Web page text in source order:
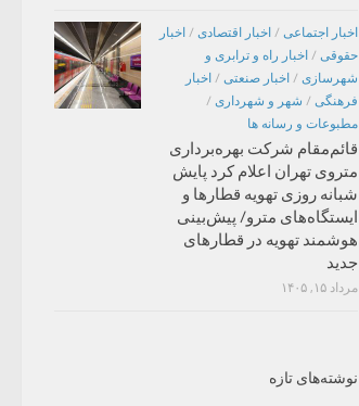
اخبار اجتماعی / اخبار اقتصادی / اخبار
حقوقی / اخبار راه و ترابری و
شهرسازی / اخبار صنعتی / اخبار
فرهنگی / شهر و شهرداری /
مطبوعات و رسانه ها
قائم‌مقام شرکت بهره‌برداری
متروی تهران اعلام کرد پایش
شبانه روزی تهویه قطارها و
ایستگاه‌های مترو/ پیش‌بینی
هوشمند تهویه در قطارهای
جدید
مرداد ۱۵, ۱۴۰۵
نوشته‌های تازه